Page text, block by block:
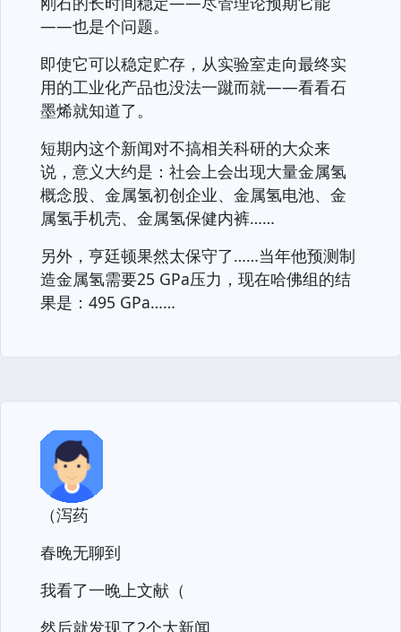
——也是个问题。
即使它可以稳定贮存，从实验室走向最终实
用的工业化产品也没法一蹴而就——看看石
墨烯就知道了。
短期内这个新闻对不搞相关科研的大众来
说，意义大约是：社会上会出现大量金属氢
概念股、金属氢初创企业、金属氢电池、金
属氢手机壳、金属氢保健内裤……
另外，亨廷顿果然太保守了……当年他预测制
造金属氢需要25 GPa压力，现在哈佛组的结
果是：495 GPa……
（泻药
春晚无聊到
我看了一晚上文献（
然后就发现了2个大新闻